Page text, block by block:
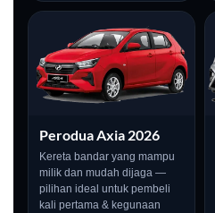
Perodua Axia 2026
Kereta bandar yang mampu
milik dan mudah dijaga —
pilihan ideal untuk pembeli
kali pertama & kegunaan